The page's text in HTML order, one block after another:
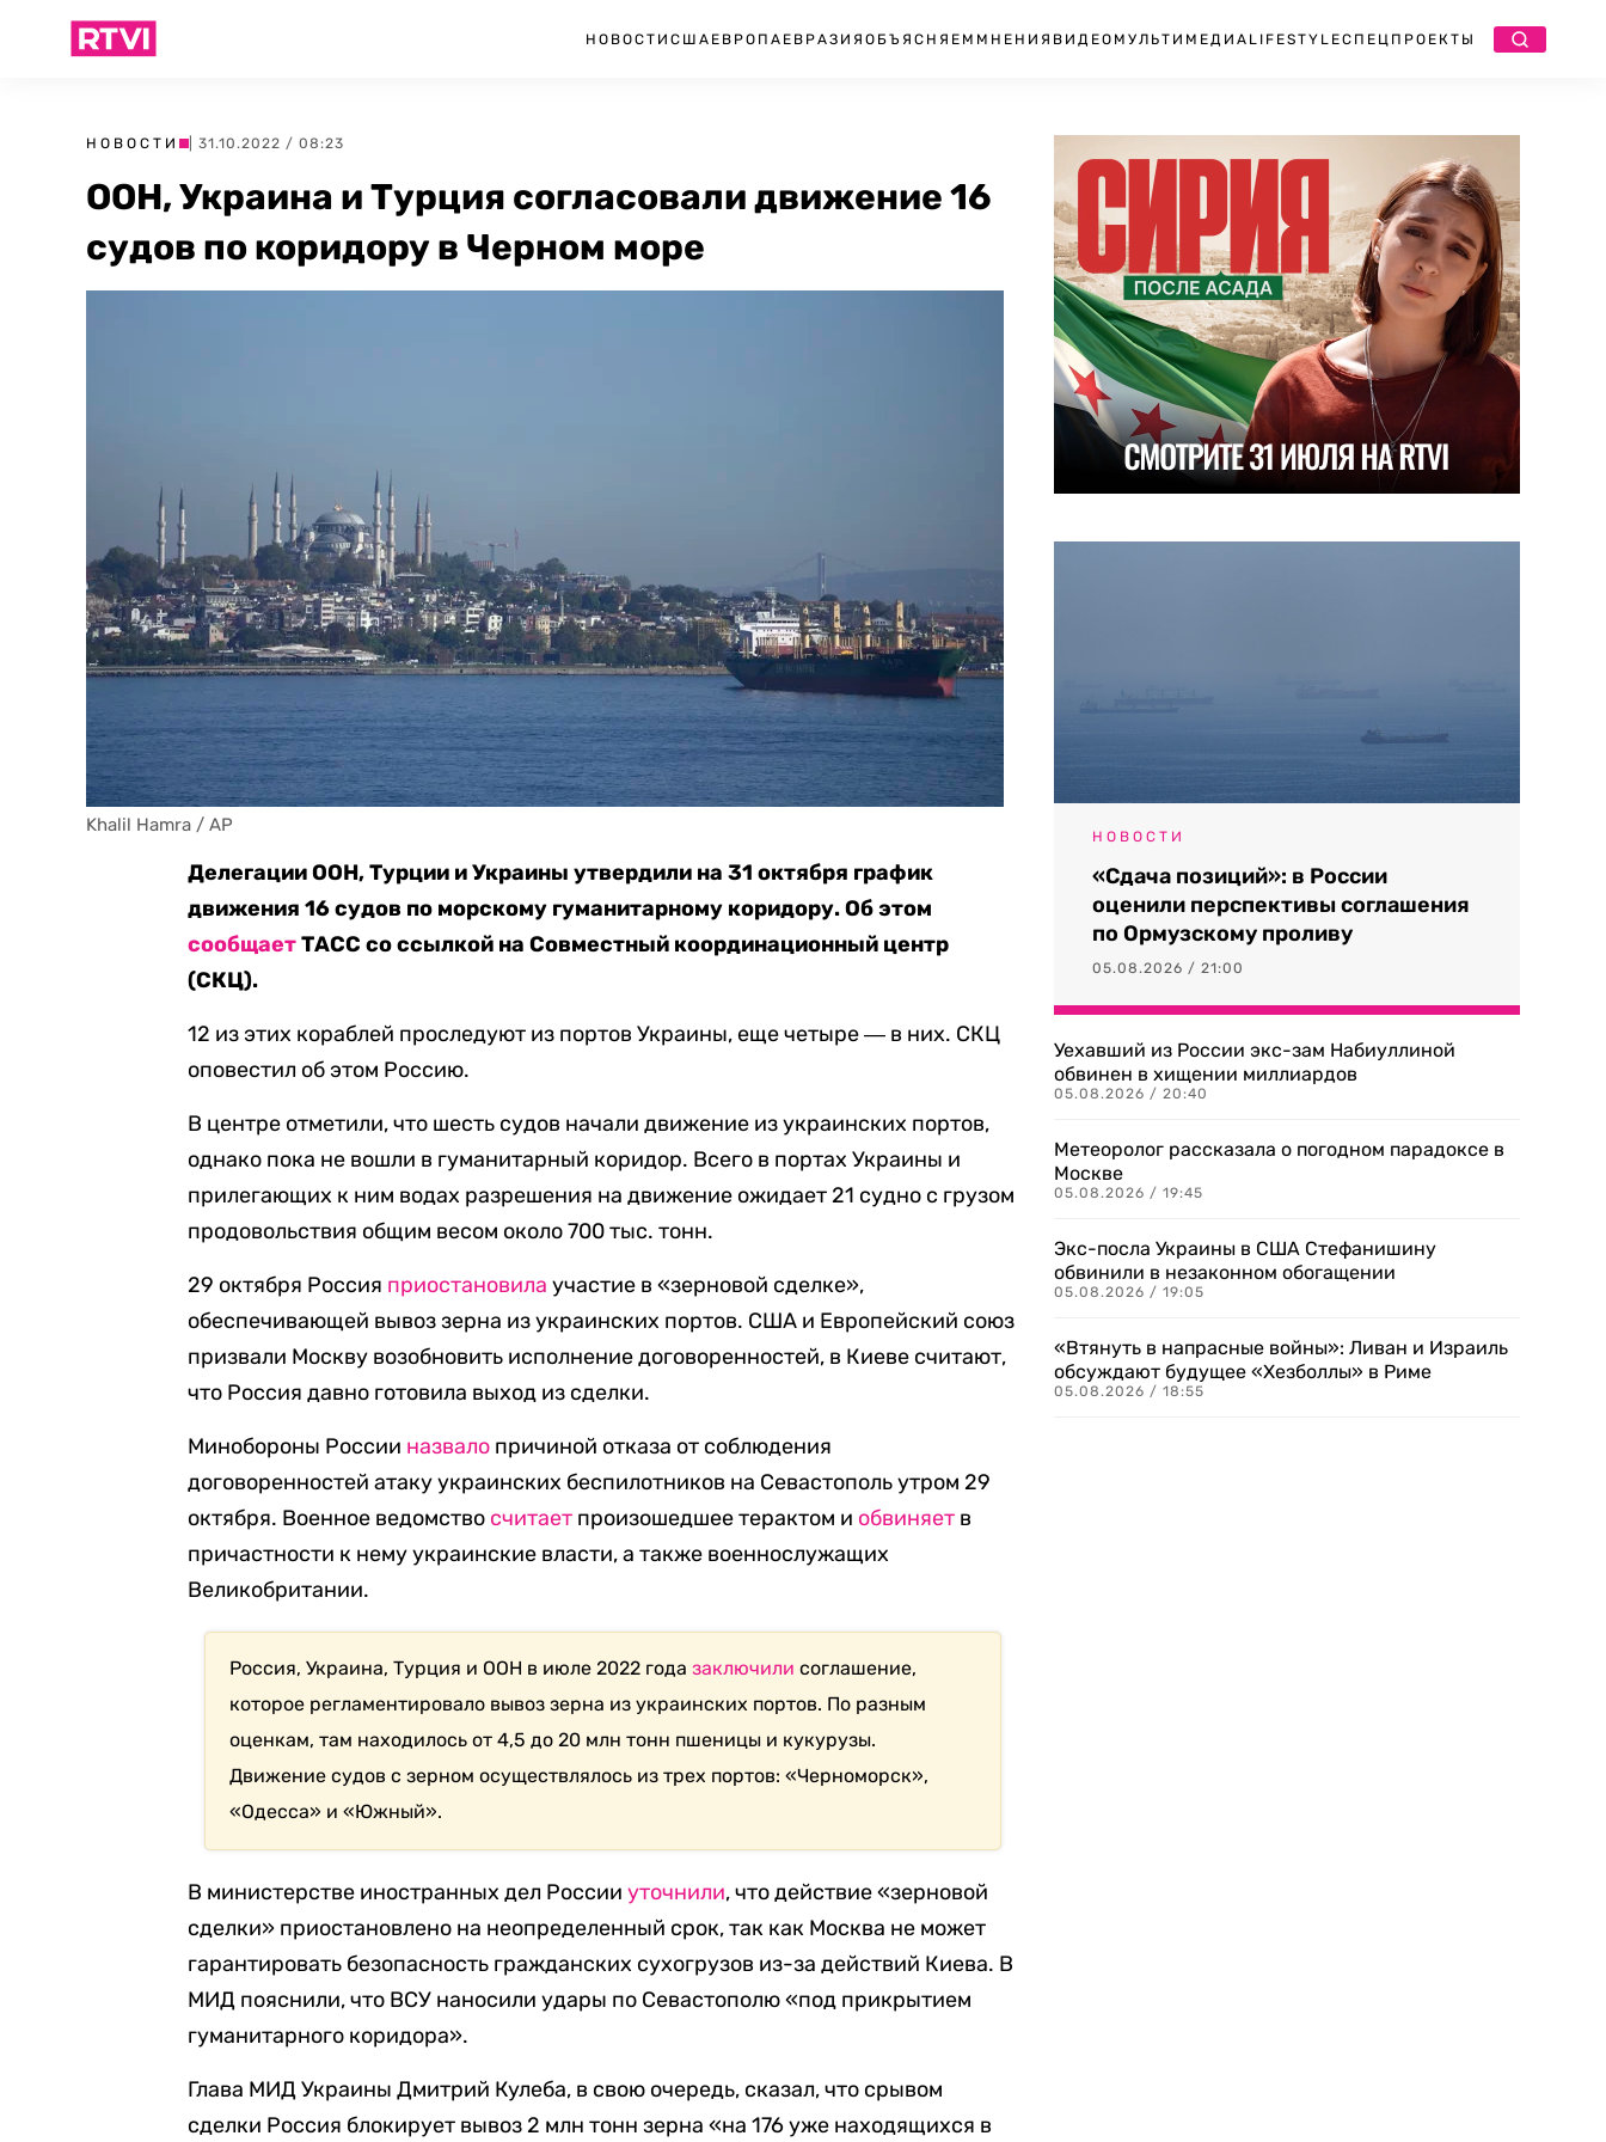
НОВОСТИ США ЕВРОПА ЕВРАЗИЯ ОБЪЯСНЯЕМ МНЕНИЯ ВИДЕО МУЛЬТИМЕДИА LIFESTYLEСПЕЦПРОЕКТЫ
НОВОСТИ | 31.10.2022 / 08:23
ООН, Украина и Турция согласовали движение 16
судов по коридору в Черном море
Khalil Hamra / AP
Делегации ООН, Турции и Украины утвердили на 31 октября график
движения 16 судов по морскому гуманитарному коридору. Об этом
сообщаетТАСС со ссылкой на Совместный координационный центр
(СКЦ).
12 из этих кораблей проследуют из портов Украины, еще четыре ― в них. СКЦ
оповестил об этом Россию.
В центре отметили, что шесть судов начали движение из украинских портов,
однако пока не вошли в гуманитарный коридор. Всего в портах Украины и
прилегающих к ним водах разрешения на движение ожидает 21 судно с грузом
продовольствия общим весом около 700 тыс. тонн.
29 октября Россия приостановила участие в «зерновой сделке»,
обеспечивающей вывоз зерна из украинских портов. США и Европейский союз
призвали Москву возобновить исполнение договоренностей, в Киеве считают,
что Россия давно готовила выход из сделки.
Минобороны России назвало причиной отказа от соблюдения
договоренностей атаку украинских беспилотников на Севастополь утром 29
октября. Военное ведомство считает произошедшее терактом и обвиняет в
причастности к нему украинские власти, а также военнослужащих
Великобритании.
Россия, Украина, Турция и ООН в июле 2022 годазаключили соглашение,
которое регламентировало вывоз зерна из украинских портов. По разным
оценкам, там находилось от 4,5 до 20 млн тонн пшеницы и кукурузы.
Движение судов с зерном осуществлялось из трех портов: «Черноморск»,
«Одесса» и «Южный».
В министерстве иностранных дел Россииуточнили, что действие «зерновой
сделки» приостановлено на неопределенный срок, так как Москва не может
гарантировать безопасность гражданских сухогрузов из-за действий Киева. В
МИД пояснили, что ВСУ наносили удары по Севастополю «под прикрытием
гуманитарного коридора».
Глава МИД Украины Дмитрий Кулеба, в свою очередь, сказал, что срывом
сделки Россия блокирует вывоз 2 млн тонн зерна «на 176 уже находящихся в
НОВОСТИ
«Сдача позиций»: в России
оценили перспективы соглашения
по Ормузскому проливу
05.08.2026 / 21:00
Уехавший из России экс-зам Набиуллиной
обвинен в хищении миллиардов
05.08.2026 / 20:40
Метеоролог рассказала о погодном парадоксе в
Москве
05.08.2026 / 19:45
Экс-посла Украины в США Стефанишину
обвинили в незаконном обогащении
05.08.2026 / 19:05
«Втянуть в напрасные войны»: Ливан и Израиль
обсуждают будущее «Хезболлы» в Риме
05.08.2026 / 18:55